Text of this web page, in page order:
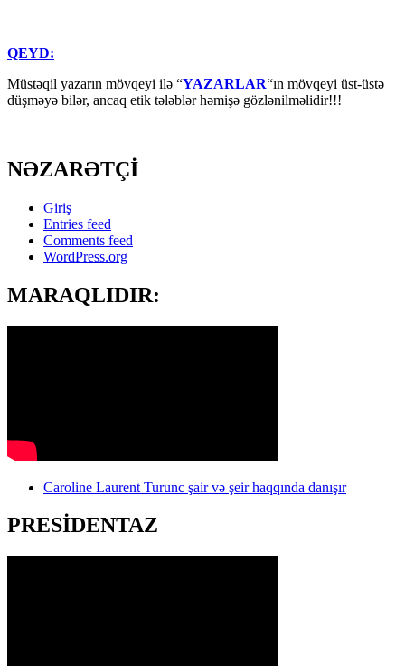
QEYD:
Müstəqil yazarın mövqeyi ilə “YAZARLAR“ın mövqeyi üst-üstə
düşməyə bilər, ancaq etik tələblər həmişə gözlənilməlidir!!!
NƏZARƏTÇİ
Giriş
Entries feed
Comments feed
WordPress.org
MARAQLIDIR:
Caroline Laurent Turunc şair və şeir haqqında danışır
PRESİDENTAZ